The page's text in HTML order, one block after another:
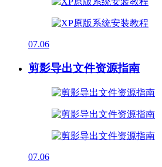
07.06
剪影导出文件资源指南
07.06